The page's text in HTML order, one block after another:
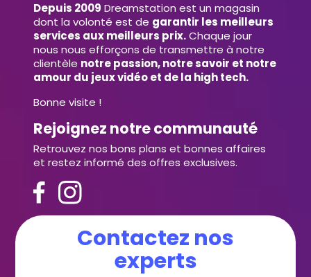
Depuis 2009 Dreamstation est un magasin
dont la volonté est de garantir les meilleurs
services aux meilleurs prix.Chaque jour
nous nous efforçons de transmettre à notre
clientèle notre passion, notre savoir et notre
amour du jeux vidéo et de la high tech.
Bonne visite !
Rejoignez notre communauté
Retrouvez nos bons plans et bonnes affaires
et restez informé des offres exclusives.
Contactez nos
experts